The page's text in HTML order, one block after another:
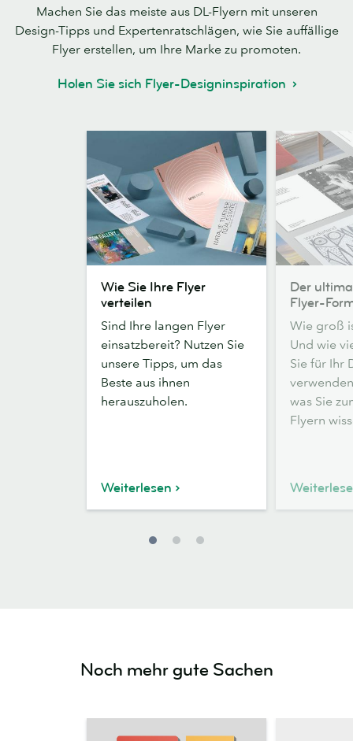
Machen Sie das meiste aus DL-Flyern mit unseren
Design-Tipps und Expertenratschlägen, wie Sie auffällige
Flyer erstellen, um Ihre Marke zu promoten.
Holen Sie sich Flyer-Designinspiration
Sie
Ihre
Flyer
verteilen
Wie Sie Ihre Flyer
verteilen
Sind Ihre langen Flyer
einsatzbereit? Nutzen Sie
unsere Tipps, um das
Beste aus ihnen
herauszuholen.
Weiterlesen
ultimative
Guide
Flyer-
Formaten
Der
Flyer-
Wie groß
Und wie
Sie für Ihr
was Sie
Flyern
Noch mehr gute Sachen